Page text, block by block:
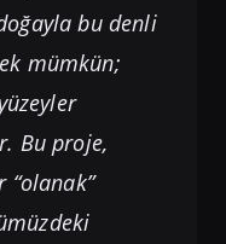
bu denli
mümkün;
Bu proje,
“olanak”